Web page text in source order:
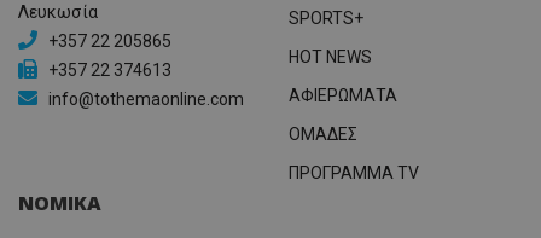
Λευκωσία
+357 22 205865
+357 22 374613
info@tothemaonline.com
SPORTS+
HOT NEWS
ΑΦΙΕΡΩΜΑΤΑ
ΟΜΑΔΕΣ
ΠΡΟΓΡΑΜΜΑ TV
ΝΟΜΙΚΑ